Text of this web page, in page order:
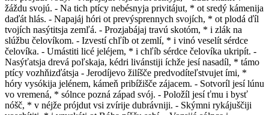
žáždu svojú. - Na tich ptícy nebésnyja privitájut, * ot sredý kámenija
daďát hlás. - Napajáj hóri ot prevýsprennych svojích, * ot plodá ďíl
tvojích nasýtitsja zemľá. - Prozjabájaj travú skotóm, * i zlák na
slúžbu čelovíkom. - Izvestí chľíb ot zemlí, * i vinó veselít sérdce
čelovíka. - Umástiti licé jeléjem, * i chľíb sérdce čelovíka ukripít. -
Nasýťatsja drevá poľskaja, kédri livánstiji íchže jesí nasadíl, * támo
ptícy vozhňizďátsja - Jerodíjevo žilíšče predvodíteľstvujet ími, *
hóry vysókija jelénem, kámeň pribížišče zájacem. - Sotvoríl jesí lúnu
vo vremená, * sólnce pozná západ svój. - Položíl jesí ťmu i bysť
nóšč, * v néjže prójdut vsi zvírije dubrávniji. - Skýmni rykájuščiji